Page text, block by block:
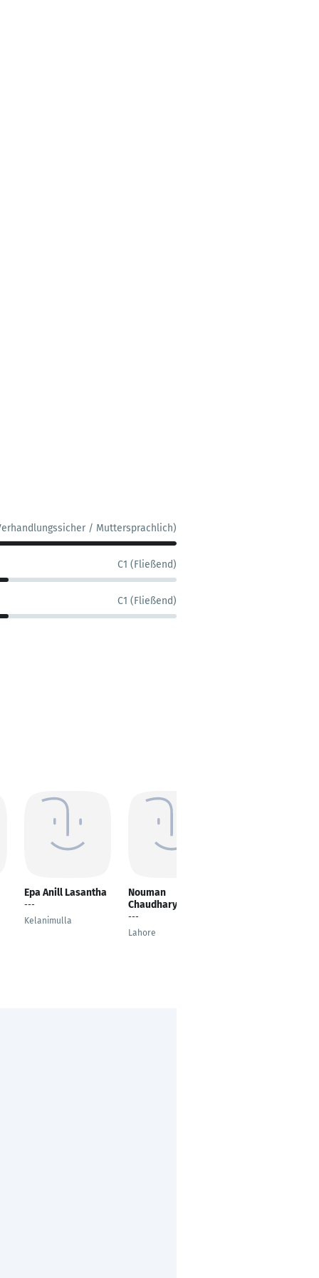
/ Muttersprachlich)
C1 (Fließend)
C1 (Fließend)
Epa Anill Lasantha
---
Kelanimulla
Nouman
Chaudhary
---
Lahore